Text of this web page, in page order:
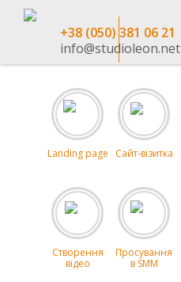
+38 (050) 381 06 21
info@studioleon.net
Landing page Сайт-візитка
Створення
відео
Просування
в SMM